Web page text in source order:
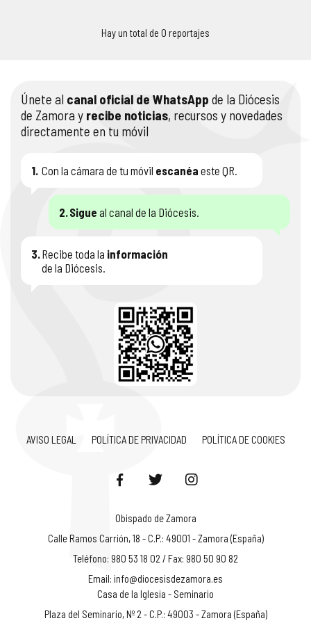
Hay un total de 0 reportajes
Únete al canal oficial de WhatsApp de la Diócesis
de Zamora y recibe noticias, recursos y novedades
directamente en tu móvil
1. Con la cámara de tu móvil escanéa este QR.
2.Sigue al canal de la Diócesis.
3.Recibe toda la información
de la Diócesis.
AVISO LEGAL POLÍTICA DE PRIVACIDAD POLÍTICA DE COOKIES
Obispado de Zamora
Calle Ramos Carrión, 18 - C.P.: 49001 - Zamora (España)
Teléfono: 980 53 18 02 / Fax: 980 50 90 82
Email: info@diocesisdezamora.es
Casa de la Iglesia - Seminario
Plaza del Seminario, Nº 2 - C.P.: 49003 - Zamora (España)
PORTAL DE TRANSPARENCIA
RENDICIÓN CUENTAS ENTIDADES RELIGIOSAS
PREGUNTAS FRECUENTES
APOSTOLADO SEGLAR
VIDA CONSAGRADA
AUDIOS